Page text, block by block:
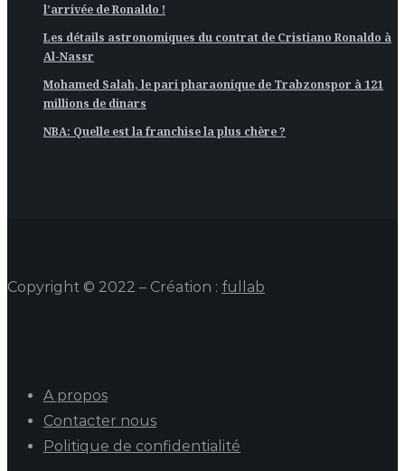
l’arrivée de Ronaldo !
Les détails astronomiques du contrat de Cristiano Ronaldo à
Al-Nassr
Mohamed Salah, le pari pharaonique de Trabzonspor à 121
millions de dinars
NBA: Quelle est la franchise la plus chère ?
Copyright © 2022 – Création : fullab
A propos
Contacter nous
Politique de confidentialité